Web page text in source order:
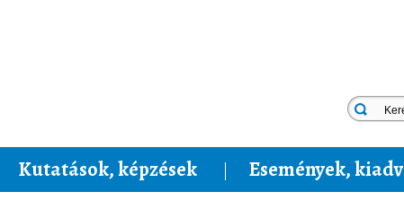
Kutatások, képzések Események,